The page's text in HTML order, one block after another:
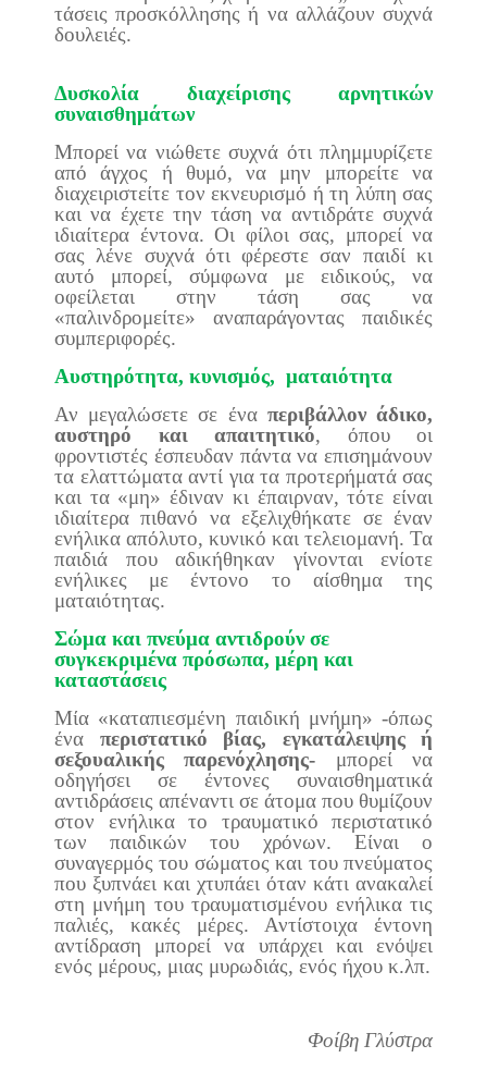
τάσεις προσκόλλησης ή να αλλάζουν συχνά
δουλειές.
Δυσκολία διαχείρισης αρνητικών
συναισθημάτων
Μπορεί να νιώθετε συχνά ότι πλημμυρίζετε
από άγχος ή θυμό, να μην μπορείτε να
διαχειριστείτε τον εκνευρισμό ή τη λύπη σας
και να έχετε την τάση να αντιδράτε συχνά
ιδιαίτερα έντονα. Οι φίλοι σας, μπορεί να
σας λένε συχνά ότι φέρεστε σαν παιδί κι
αυτό μπορεί, σύμφωνα με ειδικούς, να
οφείλεται στην τάση σας να
«παλινδρομείτε» αναπαράγοντας παιδικές
συμπεριφορές.
Αυστηρότητα, κυνισμός, ματαιότητα
Αν μεγαλώσετε σε ένα περιβάλλον άδικο,
αυστηρό και απαιτητικό, όπου οι
φροντιστές έσπευδαν πάντα να επισημάνουν
τα ελαττώματα αντί για τα προτερήματά σας
και τα «μη» έδιναν κι έπαιρναν, τότε είναι
ιδιαίτερα πιθανό να εξελιχθήκατε σε έναν
ενήλικα απόλυτο, κυνικό και τελειομανή. Τα
παιδιά που αδικήθηκαν γίνονται ενίοτε
ενήλικες με έντονο το αίσθημα της
ματαιότητας.
Σώμα και πνεύμα αντιδρούν σε
συγκεκριμένα πρόσωπα, μέρη και
καταστάσεις
Μία «καταπιεσμένη παιδική μνήμη» -όπως
ένα περιστατικό βίας, εγκατάλειψης ή
σεξουαλικής παρενόχλησης- μπορεί να
οδηγήσει σε έντονες συναισθηματικά
αντιδράσεις απέναντι σε άτομα που θυμίζουν
στον ενήλικα το τραυματικό περιστατικό
των παιδικών του χρόνων. Είναι ο
συναγερμός του σώματος και του πνεύματος
που ξυπνάει και χτυπάει όταν κάτι ανακαλεί
στη μνήμη του τραυματισμένου ενήλικα τις
παλιές, κακές μέρες. Αντίστοιχα έντονη
αντίδραση μπορεί να υπάρχει και ενόψει
ενός μέρους, μιας μυρωδιάς, ενός ήχου κ.λπ.
Φοίβη Γλύστρα